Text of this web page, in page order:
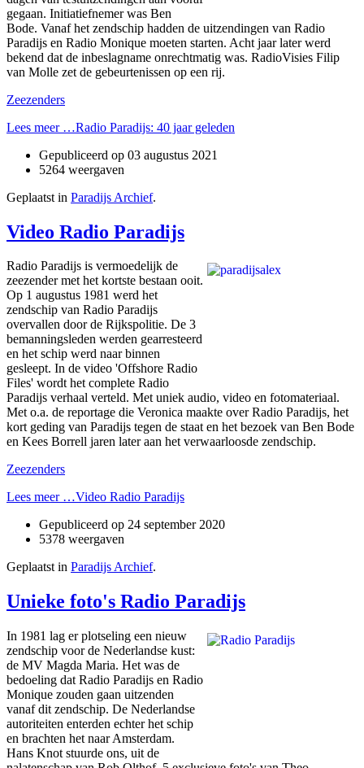
gegaan. Initiatiefnemer was Ben
Bode. Vanaf het zendschip hadden de uitzendingen van Radio
Paradijs en Radio Monique moeten starten. Acht jaar later werd
bekend dat de inbeslagname onrechtmatig was. RadioVisies Filip
van Molle zet de gebeurtenissen op een rij.
Zeezenders
Lees meer …Radio Paradijs: 40 jaar geleden
Gepubliceerd op 03 augustus 2021
5264 weergaven
Geplaatst in Paradijs Archief.
Video Radio Paradijs
Radio Paradijs is vermoedelijk de
zeezender met het kortste bestaan ooit.
Op 1 augustus 1981 werd het
zendschip van Radio Paradijs
overvallen door de Rijkspolitie. De 3
bemanningsleden werden gearresteerd
en het schip werd naar binnen
gesleept. In de video 'Offshore Radio
Files' wordt het complete Radio
Paradijs verhaal verteld. Met uniek audio, video en fotomateriaal.
Met o.a. de reportage die Veronica maakte over Radio Paradijs, het
kort geding van Paradijs tegen de staat en het bezoek van Ben Bode
en Kees Borrell jaren later aan het verwaarloosde zendschip.
Zeezenders
Lees meer …Video Radio Paradijs
Gepubliceerd op 24 september 2020
5378 weergaven
Geplaatst in Paradijs Archief.
Unieke foto's Radio Paradijs
In 1981 lag er plotseling een nieuw
zendschip voor de Nederlandse kust:
de MV Magda Maria. Het was de
bedoeling dat Radio Paradijs en Radio
Monique zouden gaan uitzenden
vanaf dit zendschip. De Nederlandse
autoriteiten enterden echter het schip
en brachten het naar Amsterdam.
Hans Knot stuurde ons, uit de